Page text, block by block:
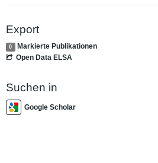
Export
0
Markierte Publikationen
Open Data ELSA
Suchen in
Google Scholar